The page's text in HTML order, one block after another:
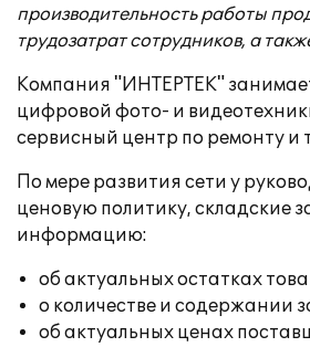
производительность работы
трудозатрат сотрудников, а
Компания "ИНТЕРТЕК"
цифровой фото- и
сервисный центр по ремонту
По мере развития сети у
ценовую политику, складские
информацию:
об актуальных остатках
о количестве и содержании
об актуальных ценах